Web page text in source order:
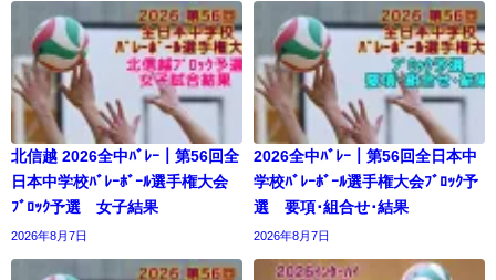
北信越 2026全中ﾊﾞﾚｰ｜第56回全
日本中学校ﾊﾞﾚｰﾎﾞｰﾙ選手権大会
ﾌﾞﾛｯｸ予選 女子結果
2026年8月7日
2026全中ﾊﾞﾚｰ｜第56回全日本中
学校ﾊﾞﾚｰﾎﾞｰﾙ選手権大会ﾌﾞﾛｯｸ予
選 要項･組合せ･結果
2026年8月7日